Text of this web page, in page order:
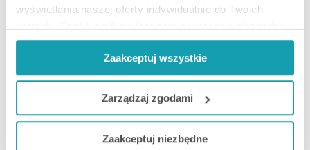
wyświetlania naszej oferty indywidualnie do Twoich
do prawidłowego działania Portalu oraz jego
funkcjonalności. W zależności od funkcji, dane o tym jak
korzystasz z naszej witryny będą również przekazywane
do naszych Partnerów marketingowych i analitycznych.
Jeżeli chcesz dostosować swoją zgodę i wybrać tylko
niektóre dodatkowe funkcje, z którymi wiąże się
Zaakceptuj wszystkie
Zarządzaj zgodami
Zaakceptuj niezbędne
Podmiot odpowiedzialny
ALTER MEDICA Jan Szupina,
Polska,
e-mail: info@altermedica.pl.